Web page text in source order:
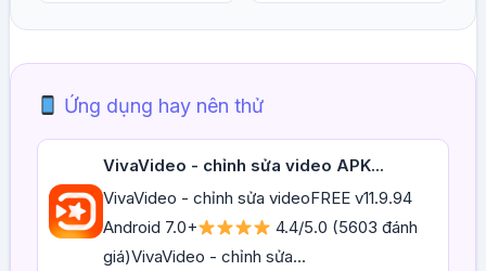
Ứng dụng hay nên thử
VivaVideo - chỉnh sửa video APK...
VivaVideo - chỉnh sửa videoFREE v11.9.94
Android 7.0+
4.4/5.0 (5603 đánh
giá)VivaVideo - chỉnh sửa...